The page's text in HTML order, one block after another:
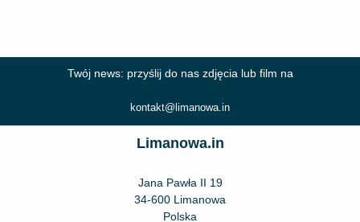
Twój news: przyślij do nas zdjęcia lub film na
kontakt@limanowa.in
Limanowa.in
Jana Pawła II 19
34-600 Limanowa
Polska